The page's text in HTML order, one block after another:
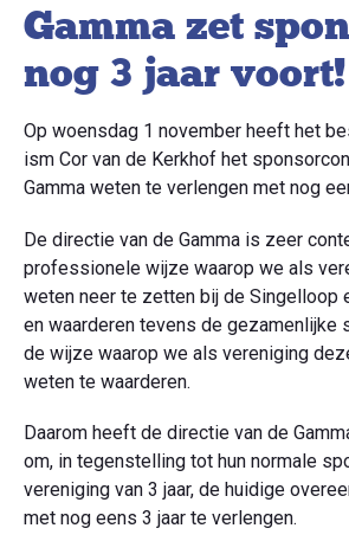
Gamma zet
nog 3 jaar voort!
Op woensdag 1 november heeft het
ism Cor van de Kerkhof het
Gamma weten te verlengen met nog
De directie van de Gamma is zeer
professionele wijze waarop we als
weten neer te zetten bij de Singelloop
en waarderen tevens de gezamenlijke
de wijze waarop we als vereniging
weten te waarderen.
Daarom heeft de directie van de
om, in tegenstelling tot hun normale
vereniging van 3 jaar, de huidige
met nog eens 3 jaar te verlengen.